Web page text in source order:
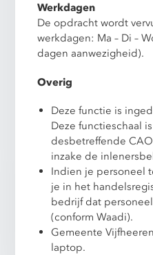
Werkdagen
De opdracht wordt
werkdagen: Ma – Di –
dagen aanwezigheid).
Overig
Deze functie is
Deze functieschaal
desbetreffende
inzake de
Indien je personeel
je in het
bedrijf dat
(conform Waadi).
Gemeente
laptop.